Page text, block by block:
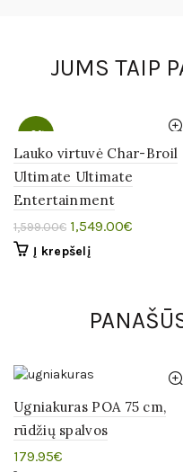
JUMS TAIP
-3%
Lauko virtuvė Char-Broil
Ultimate Ultimate
Entertainment
1,599.00€ Original
price
was:
1,549.00€
Į krepšelį
Ugniakuras POA 75 cm,
rūdžių spalvos
179.95€